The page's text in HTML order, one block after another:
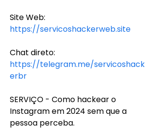
Site Web:
https://servicoshackerweb.site
Chat direto:
https://telegram.me/servicoshack
erbr
SERVIÇO - Como hackear o
Instagram em 2024 sem que a
pessoa perceba.